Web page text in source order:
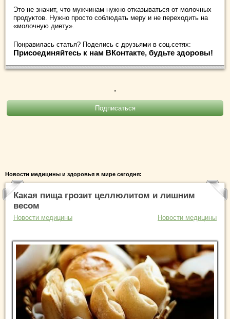
Это не значит, что мужчинам нужно отказываться от молочных
продуктов. Нужно просто соблюдать меру и не переходить на
«молочную диету».
Понравилась статья? Поделись с друзьями в соц.сетях:
Присоединяйтесь к нам ВКонтакте, будьте здоровы!
.
Новости медицины и здоровья в мире сегодня:
Какая пища грозит целлюлитом и лишним
весом
Новости медицины Новости медицины